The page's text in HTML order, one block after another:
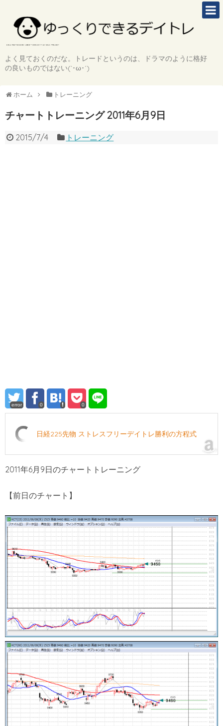
よく見ておくのだな。トレードというのは、ドラマのように格好
の良いものではない(`･ω･´)
ホーム トレーニング
チャートトレーニング 2011年6月9日
2015/7/4 トレーニング
error 0 0
日経225先物 ストレスフリーデイトレ勝利の方程式
2011年6月9日のチャートトレーニング
【前日のチャート】